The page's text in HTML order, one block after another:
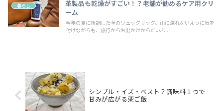
暮らし
革製品も乾燥がすごい！？老舗が勧めるケア用クリ
ーム
今年の夏に新調した革のリュックサック。雨に濡れないように気を
付けながらも、旅行からお出かけからだいぶ...
シンプル・イズ・ベスト？調味料１つで
甘みが広がる栗ご飯